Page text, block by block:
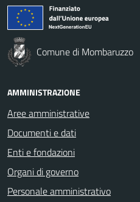
Comune di Mombaruzzo
AMMINISTRAZIONE
Aree amministrative
Documenti e dati
Enti e fondazioni
Organi di governo
Personale amministrativo